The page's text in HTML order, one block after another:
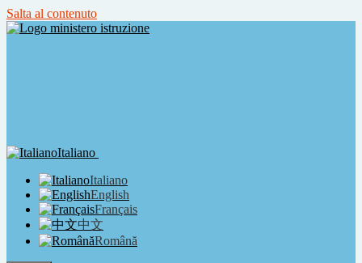
Salta al contenuto
Italiano
Italiano
English
Français
中文
Română